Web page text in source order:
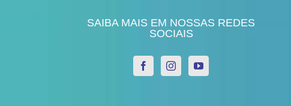
SAIBA MAIS EM NOSSAS REDES
SOCIAIS